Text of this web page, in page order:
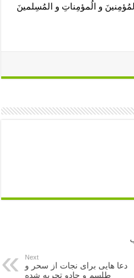
و الُمؤمِناتِ و المُسِلمينَ
Next
دعا هایی برای نجات از سحر و
طلسم و جادو تجربه شده